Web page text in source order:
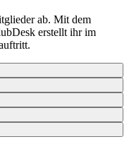
ab. Mit dem
erstellt ihr im